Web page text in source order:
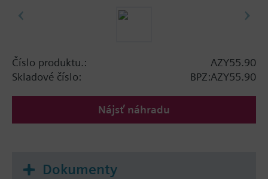
Číslo produktu.:
AZY55.90
Skladové číslo:
BPZ:AZY55.90
Nájsť náhradu
Dokumenty